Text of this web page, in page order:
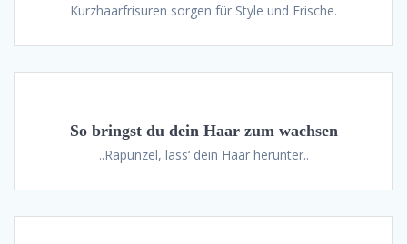
Kurzhaarfrisuren sorgen für Style und Frische.
So bringst du dein Haar zum wachsen
..Rapunzel, lass‘ dein Haar herunter..